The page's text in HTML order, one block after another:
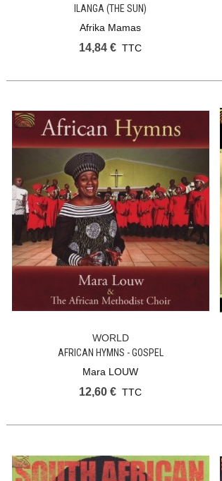
ILANGA (THE SUN)
Afrika Mamas
14,84 € TTC
Ajouter Au Panier
WORLD
AFRICAN HYMNS - GOSPEL
Mara LOUW
12,60 € TTC